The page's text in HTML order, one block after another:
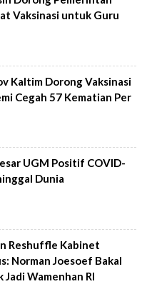
Vaksinasi untuk Guru
Kaltim Dorong Vaksinasi
Cegah 57 Kematian Per
UGM Positif COVID-
Dunia
Reshuffle Kabinet
Norman Joesoef Bakal
Jadi Wamenhan RI